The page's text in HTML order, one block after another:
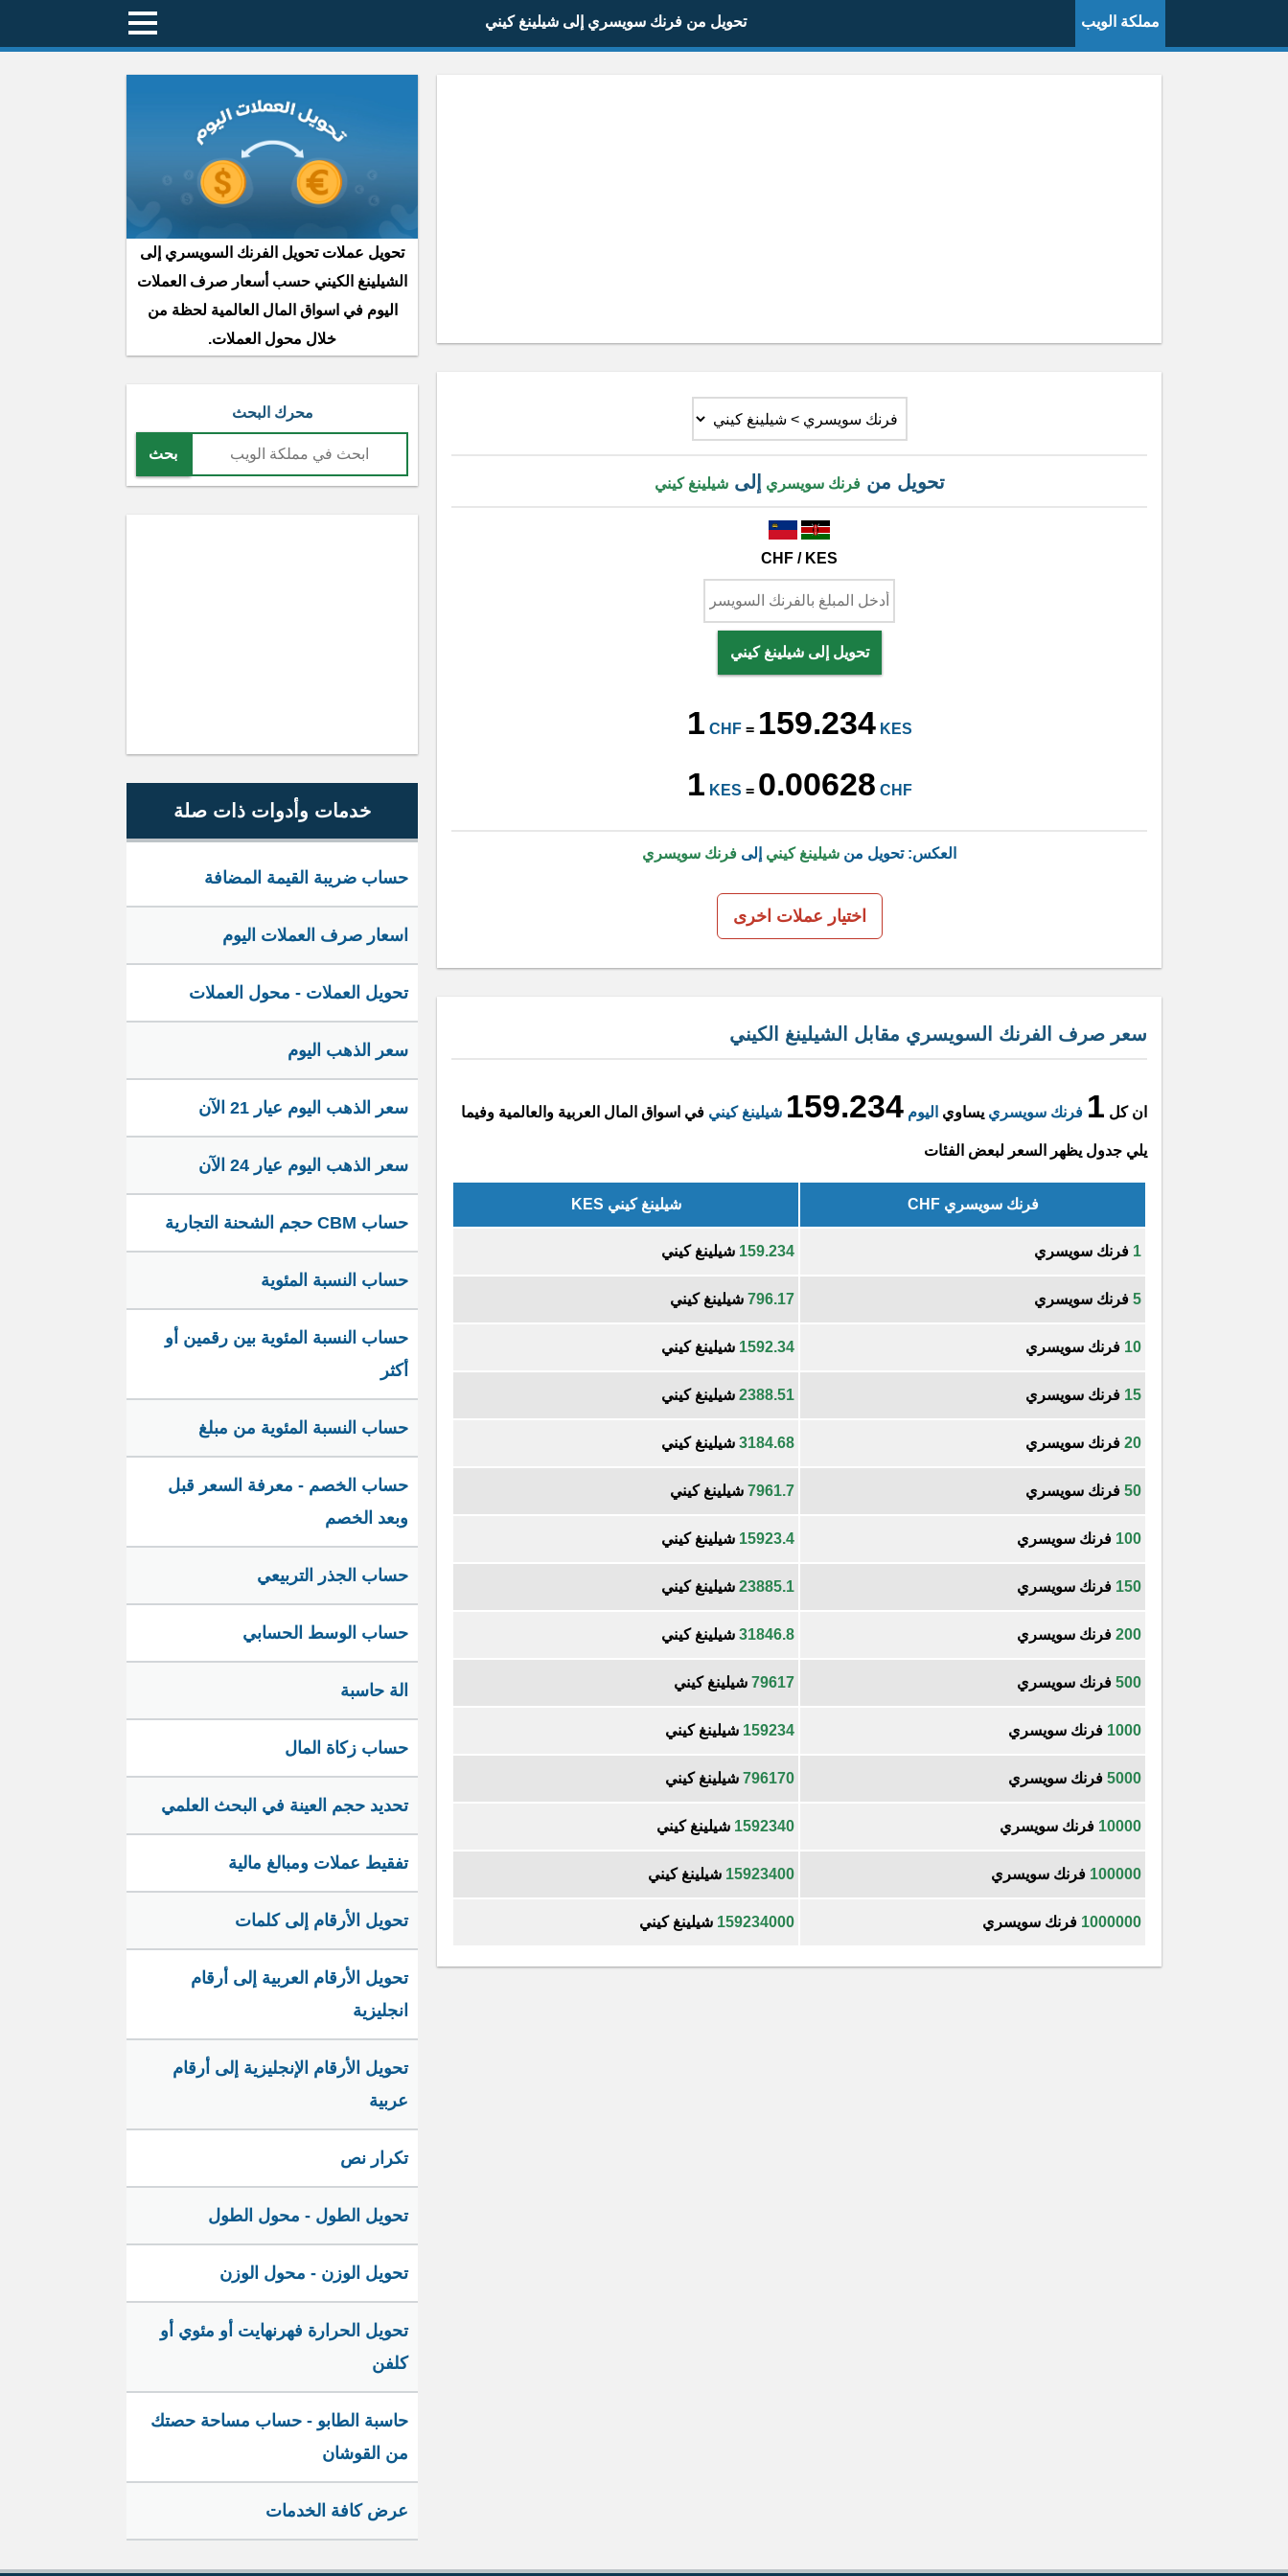
مملكة الويب تحويل من فرنك سويسري إلى شيلينغ كيني
تحويل منفرنك سويسري إلىشيلينغ كيني
CHF / KES
تحويل إلى شيلينغ كيني
1 CHF= 159.234 KES
1 KES = 0.00628 CHF
العكس: تحويل من شيلينغ كيني إلى فرنك سويسري
اختيار عملات اخرى
سعر صرف الفرنك السويسري مقابل الشيلينغ الكيني
ان كل 1 فرنك سويسري يساوي اليوم 159.234 شيلينغ كيني في اسواق المال العربية والعالمية وفيما
يلي جدول يظهر السعر لبعض الفئات
فرنك سويسري CHF شيلينغ كيني KES
1 فرنك سويسري 159.234 شيلينغ كيني
5 فرنك سويسري 796.17 شيلينغ كيني
10 فرنك سويسري 1592.34 شيلينغ كيني
15 فرنك سويسري 2388.51 شيلينغ كيني
20 فرنك سويسري 3184.68 شيلينغ كيني
50 فرنك سويسري 7961.7 شيلينغ كيني
100 فرنك سويسري 15923.4 شيلينغ كيني
150 فرنك سويسري 23885.1 شيلينغ كيني
200 فرنك سويسري 31846.8 شيلينغ كيني
500 فرنك سويسري 79617 شيلينغ كيني
1000 فرنك سويسري 159234 شيلينغ كيني
5000 فرنك سويسري 796170 شيلينغ كيني
10000 فرنك سويسري 1592340 شيلينغ كيني
100000 فرنك سويسري 15923400 شيلينغ كيني
1000000 فرنك سويسري 159234000 شيلينغ كيني
تحويل عملات تحويل الفرنك السويسري إلى
الشيلينغ الكيني حسب أسعار صرف العملات
اليوم في اسواق المال العالمية لحظة من
خلال محول العملات.
محرك البحث
بحث
خدمات وأدوات ذات صلة
حساب ضريبة القيمة المضافة
اسعار صرف العملات اليوم
تحويل العملات - محول العملات
سعر الذهب اليوم
سعر الذهب اليوم عيار 21 الآن
سعر الذهب اليوم عيار 24 الآن
حساب CBM حجم الشحنة التجارية
حساب النسبة المئوية
حساب النسبة المئوية بين رقمين أو
أكثر
حساب النسبة المئوية من مبلغ
حساب الخصم - معرفة السعر قبل
وبعد الخصم
حساب الجذر التربيعي
حساب الوسط الحسابي
الة حاسبة
حساب زكاة المال
تحديد حجم العينة في البحث العلمي
تفقيط عملات ومبالغ مالية
تحويل الأرقام إلى كلمات
تحويل الأرقام العربية إلى أرقام
انجليزية
تحويل الأرقام الإنجليزية إلى أرقام
عربية
تكرار نص
تحويل الطول - محول الطول
تحويل الوزن - محول الوزن
تحويل الحرارة فهرنهايت أو مئوي أو
كلفن
حاسبة الطابو - حساب مساحة حصتك
من القوشان
عرض كافة الخدمات